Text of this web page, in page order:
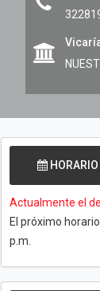
Actualmente el
El próximo
p.m.